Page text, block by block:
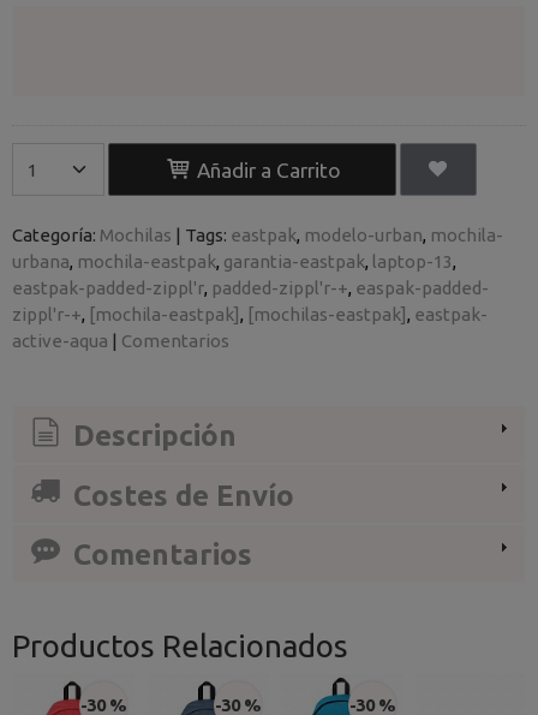
Añadir a Carrito
Categoría: Mochilas | Tags: eastpak modelo-urban mochila-
urbana mochila-eastpak garantia-eastpak
laptop-13
eastpak-padded-zippl'r padded-zippl'r-+ easpak-padded-
zippl'r-+ [mochila-eastpak] [mochilas-eastpak] eastpak-
active-aqua | Comentarios
Descripción
Costes de Envío
Comentarios
Productos Relacionados
-30 % -30 % -30 %